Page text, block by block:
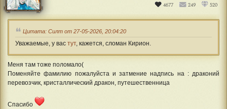
4677 249 520
Цитата: Силт от 27-05-2026, 20:04:20
Уважаемые, у вас тут, кажется, сломан Кирион.
Меня там тоже поломало(
Поменяйте фамилию пожалуйста и затмение надпись на : драконий
перевозчик, кристаллический дракон, путешественница
Спасибо